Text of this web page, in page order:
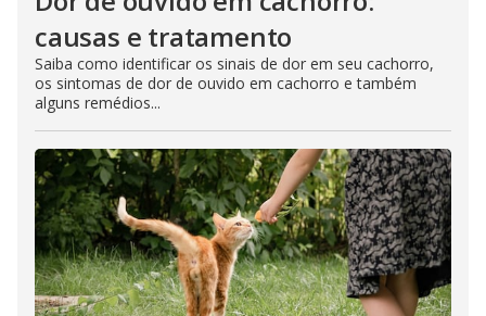
causas e tratamento
Saiba como identificar os sinais de dor em seu cachorro,
os sintomas de dor de ouvido em cachorro e também
alguns remédios...